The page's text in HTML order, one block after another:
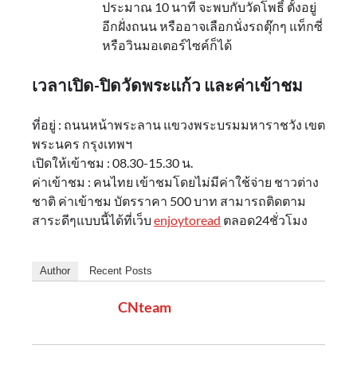
ประมาณ 10 นาที จะพบกับวัดโพธิ์ ตั้งอยู่
อีกฝั่งถนน หรืออาจเลือกนั่งรถตุ๊กๆ แท็กซี่
หรือวินมอเตอร์ไซค์ก็ได้
เวลาเปิด-ปิดวัดพระแก้ว และค่าเข้าชม
ที่อยู่ : ถนนหน้าพระลาน แขวงพระบรมมหาราชวัง เขต
พระนคร กรุงเทพฯ
เปิดให้เข้าชม : 08.30-15.30 น.
ค่าเข้าชม : คนไทย เข้าชมโดยไม่มีค่าใช้จ่าย ชาวต่าง
ชาติ ค่าเข้าชม บัตรราคา 500 บาท สามารถติดตาม
สาระดีๆแบบนี้ได้ที่เว็บ enjoytoread ตลอด24ชั่วโมง
Author Recent Posts
CNteam